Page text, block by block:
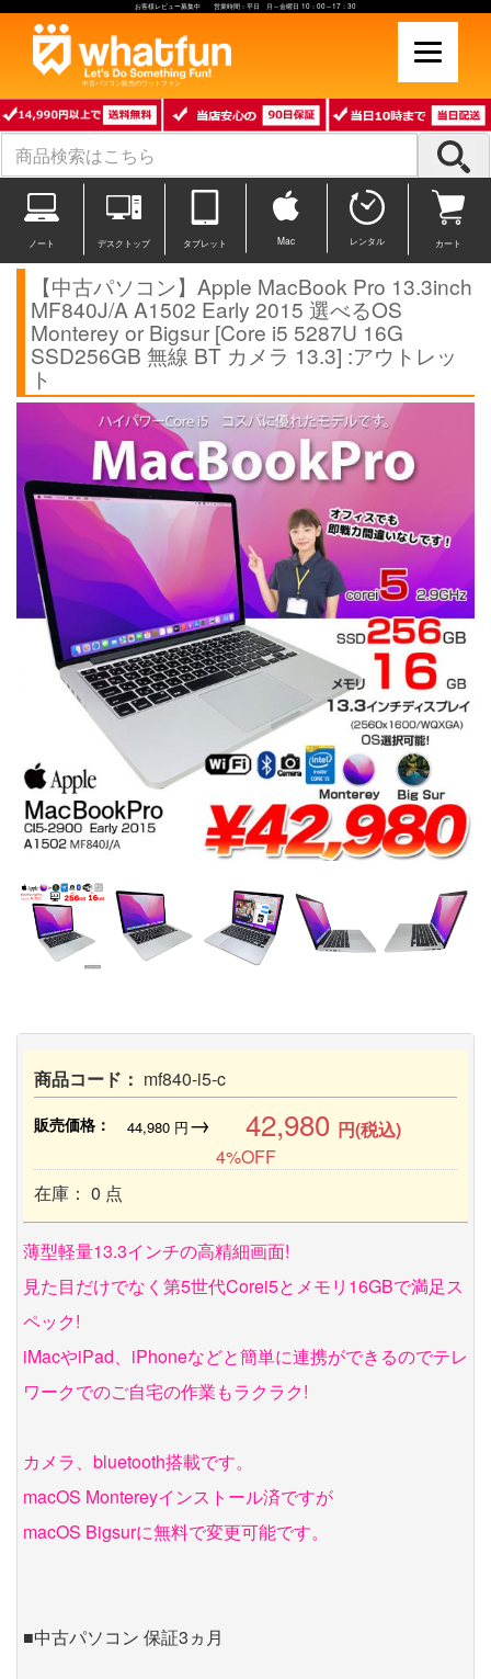
お客様レビュー募集中 営業時間：平日 月～金曜日 10：00～17：30
中古パソコン販売のワットファン
ノート デスクトップ タブレット Mac レンタル カート
【中古パソコン】Apple MacBook Pro 13.3inch
MF840J/A A1502 Early 2015 選べるOS
Monterey or Bigsur [Core i5 5287U 16G
SSD256GB 無線 BT カメラ 13.3] :アウトレッ
ト
商品コード： mf840-i5-c
販売価格： 44,980円→ 42,980 円(税込)
4%OFF
在庫： 0 点
薄型軽量13.3インチの高精細画面!
見た目だけでなく第5世代Corei5とメモリ16GBで満足ス
ペック!
iMacやiPad、iPhoneなどと簡単に連携ができるのでテレ
ワークでのご自宅の作業もラクラク!
カメラ、bluetooth搭載です。
macOS Montereyインストール済ですが
macOS Bigsurに無料で変更可能です。
■中古パソコン 保証3ヵ月